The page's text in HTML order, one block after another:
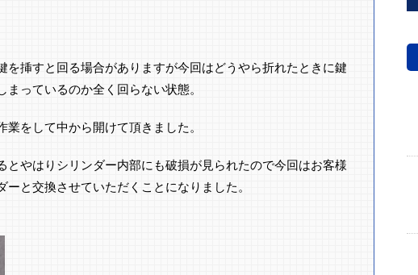
を挿すと回る場合がありますが今回はどうやら折れたときに鍵
っているのか全く回らない状態。
をして中から開けて頂きました。
とやはりシリンダー内部にも破損が見られたので今回はお客様
と交換させていただくことになりました。